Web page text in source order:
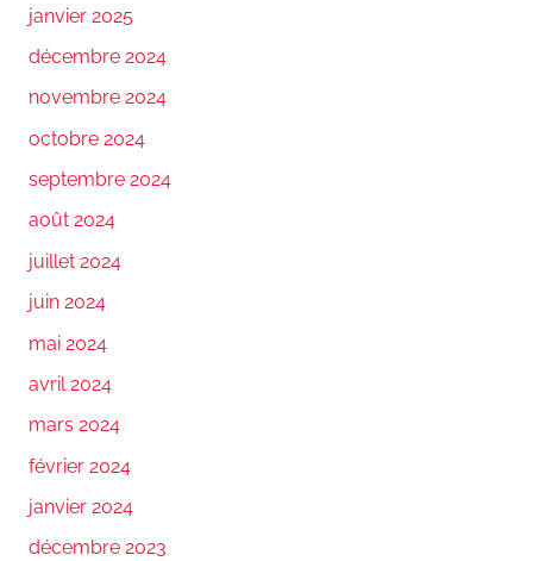
janvier 2025
décembre 2024
novembre 2024
octobre 2024
septembre 2024
août 2024
juillet 2024
juin 2024
mai 2024
avril 2024
mars 2024
février 2024
janvier 2024
décembre 2023